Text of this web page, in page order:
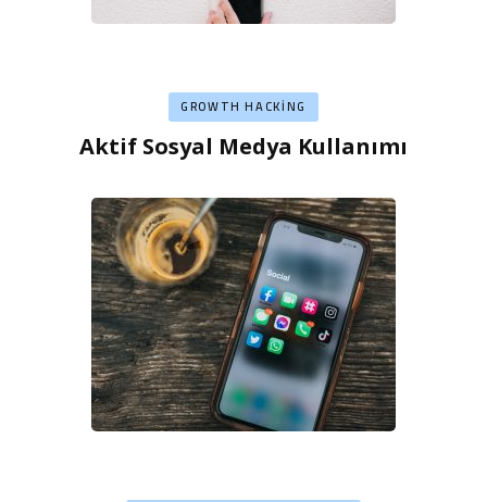
GROWTH HACKING
Aktif Sosyal Medya Kullanımı